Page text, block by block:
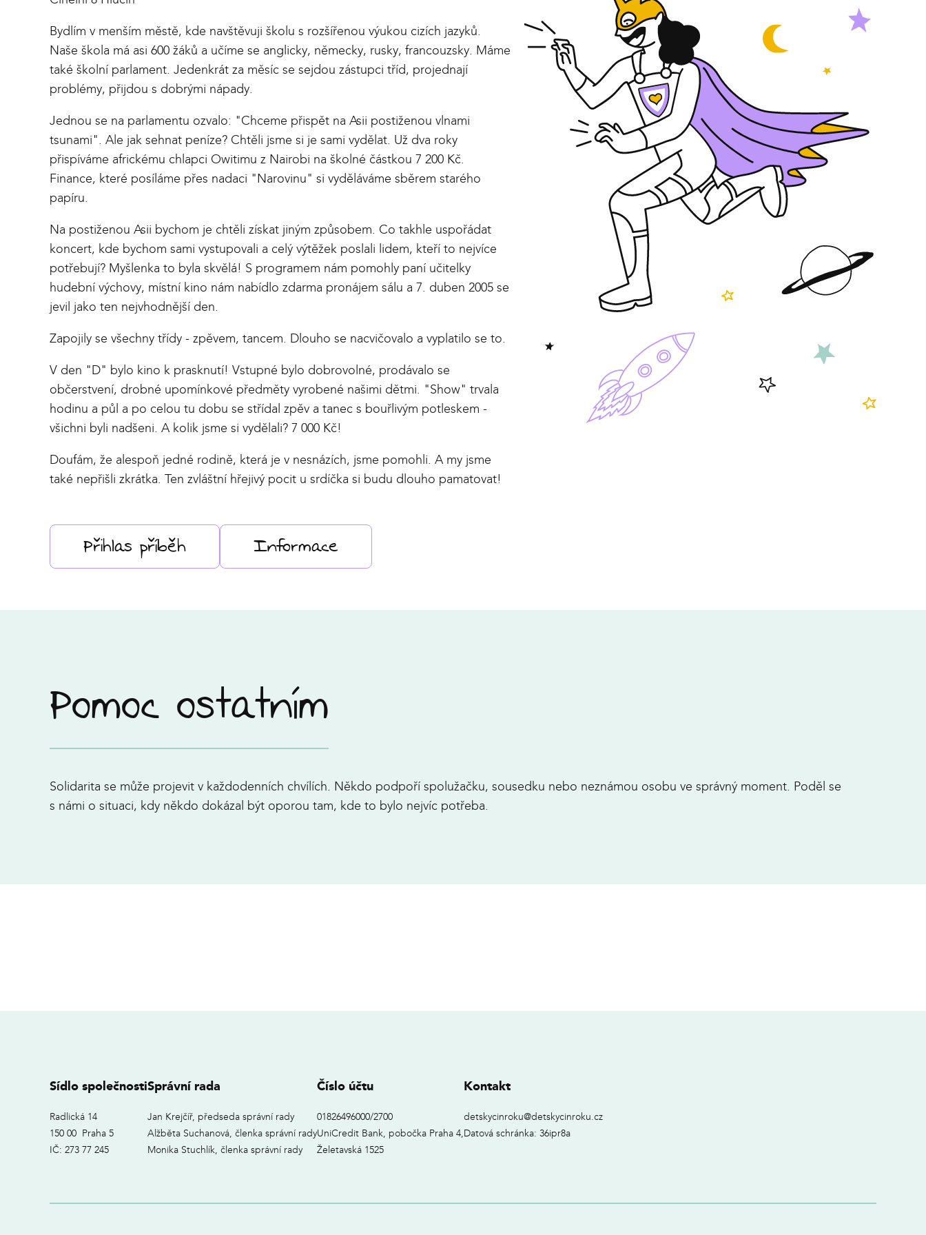
Bydlím v menším městě, kde navštěvuji školu s rozšířenou výukou cizích jazyků.
Naše škola má asi 600 žáků a učíme se anglicky, německy, rusky, francouzsky. Máme
také školní parlament. Jedenkrát za měsíc se sejdou zástupci tříd, projednají
problémy, přijdou s dobrými nápady.
Jednou se na parlamentu ozvalo: "Chceme přispět na Asii postiženou vlnami
tsunami". Ale jak sehnat peníze? Chtěli jsme si je sami vydělat. Už dva roky
přispíváme africkému chlapci Owitimu z Nairobi na školné částkou 7 200 Kč.
Finance, které posíláme přes nadaci "Narovinu" si vyděláváme sběrem starého
papíru.
Na postiženou Asii bychom je chtěli získat jiným způsobem. Co takhle uspořádat
koncert, kde bychom sami vystupovali a celý výtěžek poslali lidem, kteří to nejvíce
potřebují? Myšlenka to byla skvělá! S programem nám pomohly paní učitelky
hudební výchovy, místní kino nám nabídlo zdarma pronájem sálu a 7. duben 2005 se
jevil jako ten nejvhodnější den.
Zapojily se všechny třídy - zpěvem, tancem. Dlouho se nacvičovalo a vyplatilo se to.
V den "D" bylo kino k prasknutí! Vstupné bylo dobrovolné, prodávalo se
občerstvení, drobné upomínkové předměty vyrobené našimi dětmi. "Show" trvala
hodinu a půl a po celou tu dobu se střídal zpěv a tanec s bouřlivým potleskem -
všichni byli nadšeni. A kolik jsme si vydělali? 7 000 Kč!
Doufám, že alespoň jedné rodině, která je v nesnázích, jsme pomohli. A my jsme
také nepřišli zkrátka. Ten zvláštní hřejivý pocit u srdíčka si budu dlouho pamatovat!
Přihlas příběh Informace
Pomoc ostatním
Solidarita se může projevit v každodenních chvílích. Někdo podpoří spolužačku, sousedku nebo neznámou osobu ve správný moment. Poděl se
s námi o situaci, kdy někdo dokázal být oporou tam, kde to bylo nejvíc potřeba.
Sídlo společnosti
Radlická 14
150 00 Praha 5
IČ: 273 77 245
Správní rada
Jan Krejčíř, předseda správní rady
Alžběta Suchanová, členka správní rady
Monika Stuchlík, členka správní rady
Číslo účtu
01826496000/2700
UniCredit Bank, pobočka Praha 4,
Želetavská 1525
Kontakt
detskycinroku@detskycinroku.cz
Datová schránka: 36ipr8a